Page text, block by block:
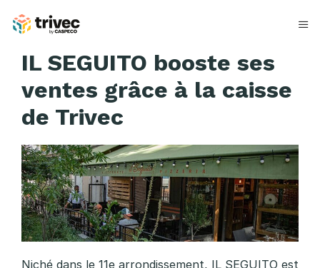
contenu
L
S
E
G
U
IL SEGUITO booste ses
ventes grâce à la caisse
de Trivec
Niché dans le 11e arrondissement, IL SEGUITO est